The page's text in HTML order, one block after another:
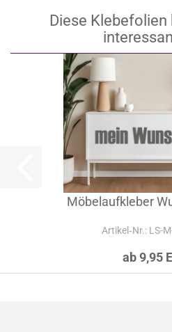
Diese
Möbelaufkleber
Artikel‑Nr.: LS-
ab 9,95